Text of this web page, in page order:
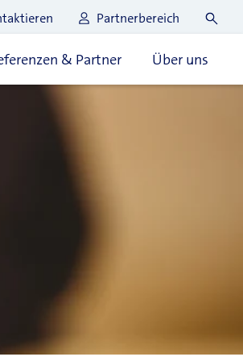
Partnerbereich
& Partner Über uns